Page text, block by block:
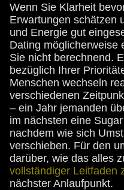
Wenn Sie Klarheit
Erwartungen schätzen
und Energie gut
Dating möglicherweise
Sie nicht berechnend.
bezüglich Ihrer
Menschen wechseln
verschiedenen
– ein Jahr jemanden
im nächsten eine
nachdem wie sich
verschieben. Für den
darüber, wie das alles
vollständiger Leitfaden
nächster Anlaufpunkt.